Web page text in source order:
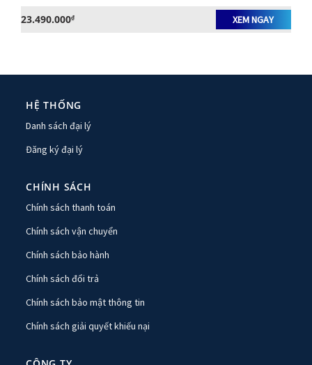
23.490.000₫ XEM NGAY
HỆ THỐNG
Danh sách đại lý
Đăng ký đại lý
CHÍNH SÁCH
Chính sách thanh toán
Chính sách vận chuyển
Chính sách bảo hành
Chính sách đổi trả
Chính sách bảo mật thông tin
Chính sách giải quyết khiếu nại